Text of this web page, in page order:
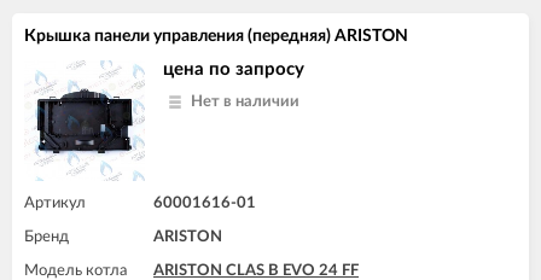
Крышка панели управления (передняя) ARISTON
цена по запросу
Нет в наличии
Артикул 60001616-01
Бренд ARISTON
Модель котла
ARISTON CLAS B EVO 24 FF